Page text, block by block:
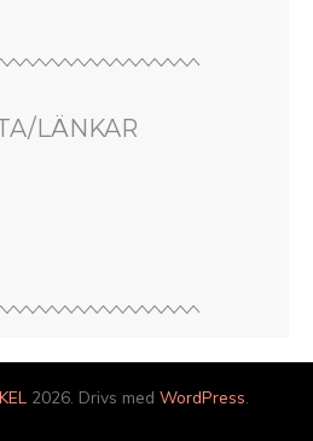
LÄNKAR
2026. Drivs med WordPress